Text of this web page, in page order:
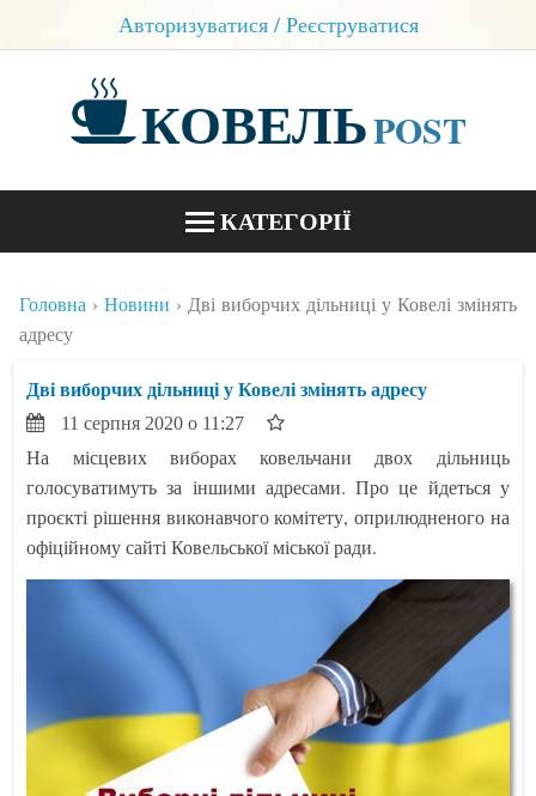
Авторизуватися / Реєструватися
КОВЕЛЬPOST
КАТЕГОРІЇ
КОНТАКТИ
Головна Новини
Дві виборчих дільниці у Ковелі змінять
адресу
Дві виборчих дільниці у Ковелі змінять адресу
11 серпня 2020 о 11:27
На місцевих виборах ковельчани двох дільниць
голосуватимуть за іншими адресами. Про це йдеться у
проєкті рішення виконавчого комітету, оприлюдненого на
офіційному сайті Ковельської міської ради.